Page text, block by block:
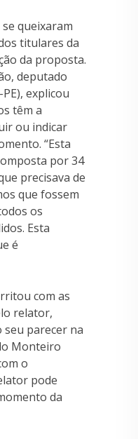
queixaram
titulares da
da proposta.
deputado
explicou
têm a
ou indicar
“Esta
por 34
precisava de
que fossem
os
Esta
é
com as
relator,
parecer na
Monteiro
o
pode
da